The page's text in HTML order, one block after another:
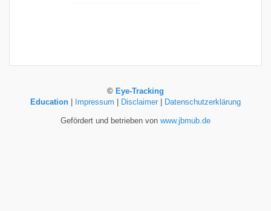
© Eye-Tracking
Education
Impressum Disclaimer Datenschutzerklärung
Gefördert und betrieben von www.jbmub.de